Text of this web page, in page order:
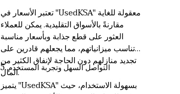
تعتبر الأسعار في "UsedKSA" معقولة للغاية
مقارنةً بالأسواق التقليدية. يمكن للعملاء
العثور على قطع جذابة وبأسعار مناسبة
تناسب ميزانياتهم، مما يجعلهم قادرين على
تجديد منازلهم دون الحاجة لإنفاق الكثير من
المال.
5. التواصل السهل وتجربة المستخدم
يتميز "UsedKSA" بسهولة الاستخدام، حيث